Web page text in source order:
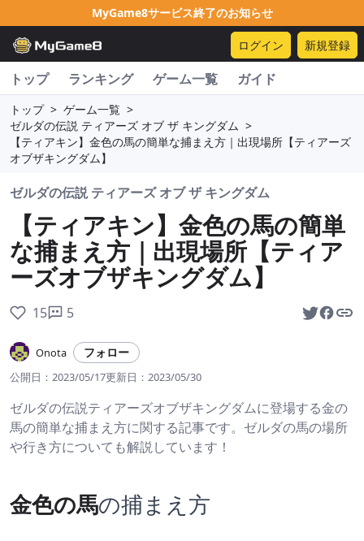
MyGame8サービス終了のお知らせ
ログイン 新規登録
トップ ランキング ゲーム一覧 ガイド
トップ > ゲーム一覧 >
ゼルダの伝説 ティアーズ オブ ザ キングダム >
【ティアキン】金色の馬の簡単な捕まえ方｜出現場所【ティアーズ
オブザキングダム】
ゼルダの伝説 ティアーズ オブ ザ キングダム
【ティアキン】金色の馬の簡単
な捕まえ方｜出現場所【ティア
ーズオブザキングダム】
15 5
Onota フォロー
公開日： 2023/05/17更新日： 2023/05/30
ゼルダの伝説ティアーズオブザキングダムに登場する金の
馬の簡単な捕まえ方に関する記事です。ゼルダの馬の場所
や行き方についても解説しています！
金色の馬の捕まえ方